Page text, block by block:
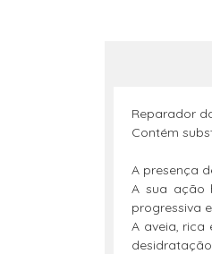
Reparador
Contém
A presença
A sua ação
progressiva
A aveia, rica